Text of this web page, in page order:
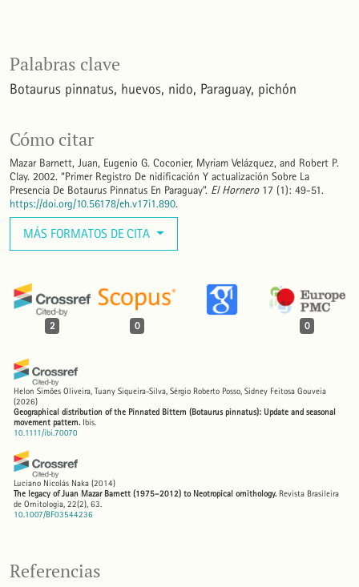
Palabras clave
Botaurus pinnatus huevos nido Paraguay pichón
Cómo citar
Mazar Barnett, Juan, Eugenio G. Coconier, Myriam Velázquez, and Robert P.
Clay. 2002. “Primer Registro De nidificación Y actualización Sobre La
Presencia De Botaurus Pinnatus En Paraguay”. El Hornero17 (1): 49-51.
https://doi.org/10.56178/eh.v17i1.890.
MÁS FORMATOS DE CITA
2 0 0
Helon Simões Oliveira, Tuany Siqueira‐Silva, Sérgio Roberto Posso, Sidney Feitosa Gouveia
(2026)
Geographical distribution of the Pinnated Bittern (Botaurus pinnatus): Update and seasonal
movement pattern. Ibis.
10.1111/ibi.70070
Luciano Nicolás Naka (2014)
The legacy of Juan Mazar Barnett (1975–2012) to Neotropical ornithology. Revista Brasileira
de Ornitologia, 22(2), 63.
10.1007/BF03544236
Referencias